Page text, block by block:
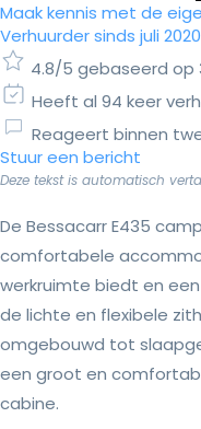
Maak kennis met de
Verhuurder sinds juli 2020
4.8/5 gebaseerd op
Heeft al 94 keer
Reageert binnen
Stuur een bericht
Deze tekst is automatisch
De Bessacarr E435
comfortabele
werkruimte biedt en
de lichte en flexibele
omgebouwd tot
een groot en
cabine.